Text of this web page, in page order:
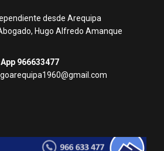
desde Arequipa
Hugo Alfredo Amanque
966633477